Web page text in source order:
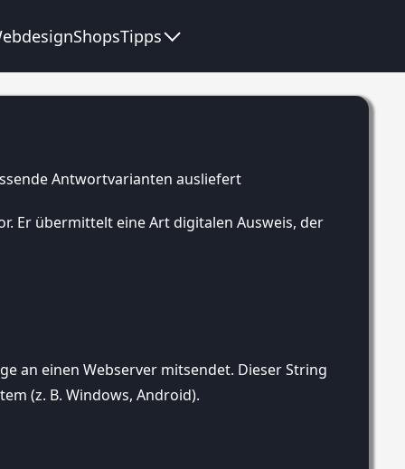
ShopsTipps
Er übermittelt eine Art digitalen Ausweis, der
an einen Webserver mitsendet. Dieser String
(z. B. Windows, Android).